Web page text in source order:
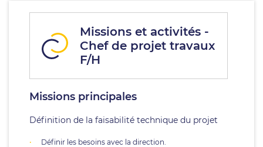
Missions et activités -
Chef de projet travaux
F/H
Missions principales
Définition de la faisabilité technique du projet
Définir les besoins avec la direction.